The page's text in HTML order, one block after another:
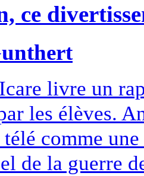
ce
livre un
les élèves.
comme
de la guerre